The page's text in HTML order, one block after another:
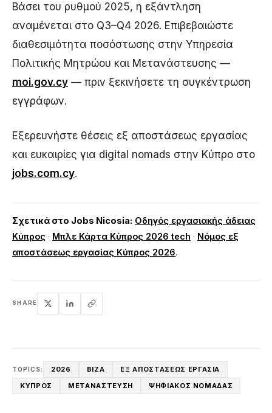
Βάσει του ρυθμού 2025, η εξάντληση
αναμένεται στο Q3–Q4 2026. Επιβεβαιώστε
διαθεσιμότητα ποσόστωσης στην Υπηρεσία
Πολιτικής Μητρώου και Μετανάστευσης —
moi.gov.cy — πριν ξεκινήσετε τη συγκέντρωση
εγγράφων.
Εξερευνήστε θέσεις εξ αποστάσεως εργασίας
και ευκαιρίες για digital nomads στην Κύπρο στο
jobs.com.cy.
Σχετικά στο Jobs Nicosia: Οδηγός εργασιακής άδειας
Κύπρος · Μπλε Κάρτα Κύπρος 2026 tech · Νόμος εξ
αποστάσεως εργασίας Κύπρος 2026.
SHARE
TOPICS: 2026 ΒΊΖΑ
ΕΞ ΑΠΟΣΤΆΣΕΩΣ ΕΡΓΑΣΊΑ
ΚΎΠΡΟΣ
ΜΕΤΑΝΆΣΤΕΥΣΗ ΨΗΦΙΑΚΌΣ ΝΟΜΆΔΑΣ